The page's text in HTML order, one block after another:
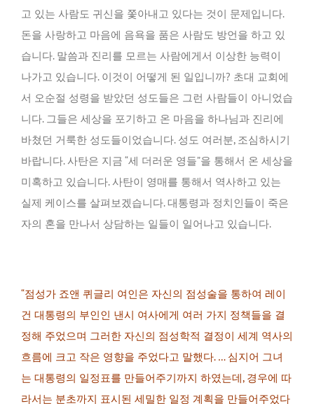
고 있는 사람도 귀신을 쫓아내고 있다는 것이 문제입니다.
돈을 사랑하고 마음에 음욕을 품은 사람도 방언을 하고 있
습니다. 말씀과 진리를 모르는 사람에게서 이상한 능력이
나가고 있습니다. 이것이 어떻게 된 일입니까? 초대 교회에
서 오순절 성령을 받았던 성도들은 그런 사람들이 아니었습
니다. 그들은 세상을 포기하고 온 마음을 하나님과 진리에
바쳤던 거룩한 성도들이었습니다. 성도 여러분, 조심하시기
바랍니다. 사탄은 지금 “세 더러운 영들”을 통해서 온 세상을
미혹하고 있습니다. 사탄이 영매를 통해서 역사하고 있는
실제 케이스를 살펴보겠습니다. 대통령과 정치인들이 죽은
자의 혼을 만나서 상담하는 일들이 일어나고 있습니다.
“점성가 죠앤 퀴글리 여인은 자신의 점성술을 통하여 레이
건 대통령의 부인인 낸시 여사에게 여러 가지 정책들을 결
정해 주었으며 그러한 자신의 점성학적 결정이 세계 역사의
흐름에 크고 작은 영향을 주었다고 말했다. … 심지어 그녀
는 대통령의 일정표를 만들어주기까지 하였는데, 경우에 따
라서는 분초까지 표시된 세밀한 일정 계획을 만들어주었다